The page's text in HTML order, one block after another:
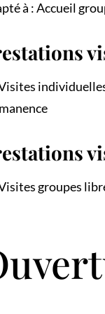
à : Accueil
groupes